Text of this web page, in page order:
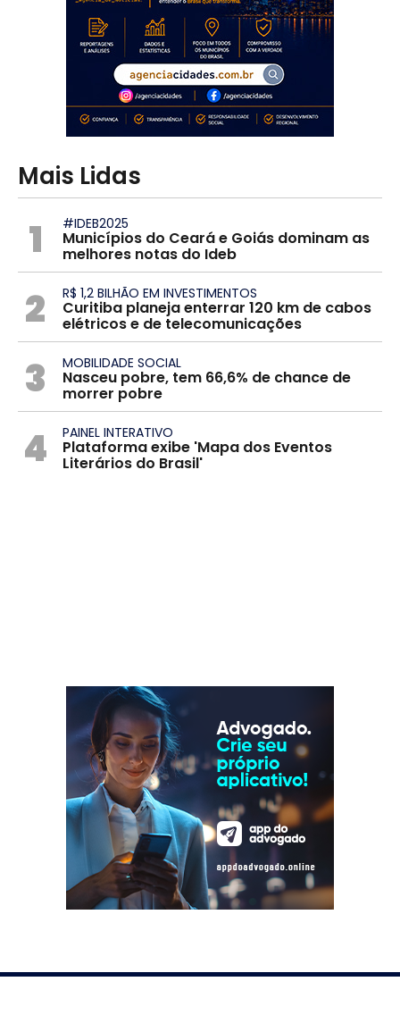
Mais Lidas
1 #IDEB2025
Municípios do Ceará e Goiás dominam as
melhores notas do Ideb
2 R$ 1,2 BILHÃO EM INVESTIMENTOS
Curitiba planeja enterrar 120 km de cabos
elétricos e de telecomunicações
3 MOBILIDADE SOCIAL
Nasceu pobre, tem 66,6% de chance de
morrer pobre
4 PAINEL INTERATIVO
Plataforma exibe 'Mapa dos Eventos
Literários do Brasil'